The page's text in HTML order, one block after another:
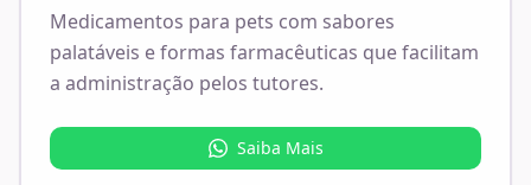
Medicamentos para pets com sabores
palatáveis e formas farmacêuticas que facilitam
a administração pelos tutores.
Saiba Mais